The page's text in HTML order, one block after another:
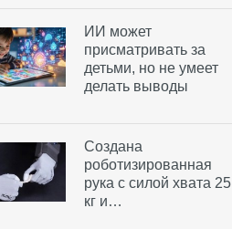
ИИ может
присматривать за
детьми, но не умеет
делать выводы
Создана
роботизированная
рука с силой хвата 25
кг и…